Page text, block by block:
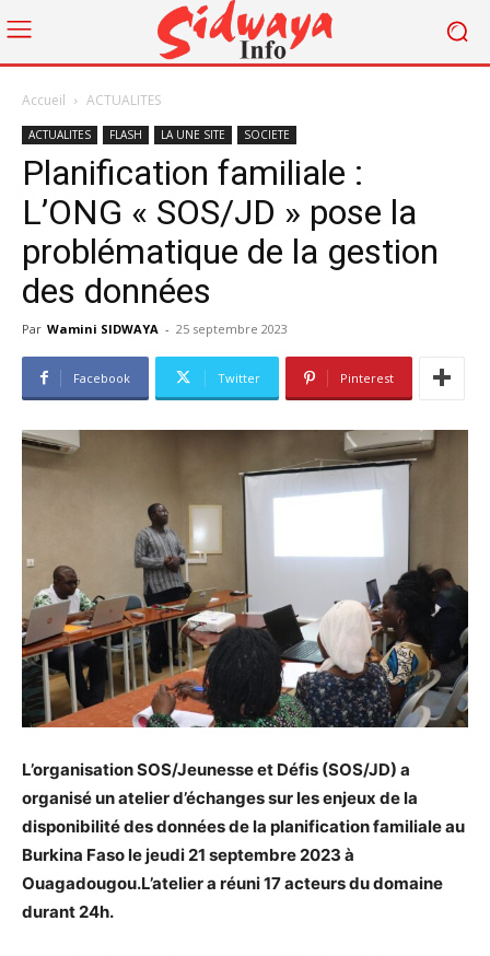
Accueil ACTUALITES
ACTUALITES FLASH LA UNE SITE SOCIETE
Planification familiale :
L’ONG « SOS/JD » pose la
problématique de la gestion
des données
Par Wamini SIDWAYA - 25 septembre 2023
Facebook Twitter Pinterest
L’organisation SOS/Jeunesse et Défis (SOS/JD) a
organisé un atelier d’échanges sur les enjeux de la
disponibilité des données de la planification familiale au
Burkina Faso le jeudi 21 septembre 2023 à
Ouagadougou.L’atelier a réuni 17 acteurs du domaine
durant 24h.